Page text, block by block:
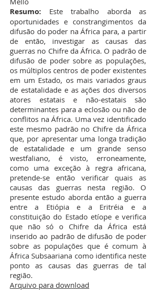
Resumo: Este trabalho aborda as
oportunidades e constrangimentos da
difusão do poder na África para, a partir
de então, investigar as causas das
guerras no Chifre da África. O padrão de
difusão de poder sobre as populações,
os múltiplos centros de poder existentes
em um Estado, os mais variados graus
de estatalidade e as ações dos diversos
atores estatais e não-estatais são
determinantes para a eclosão ou não de
conflitos na África. Uma vez identificado
este mesmo padrão no Chifre da África
que, por apresentar uma longa tradição
de estatalidade e um grande senso
westfaliano, é visto, erroneamente,
como uma exceção à regra africana,
pretende-se então verificar quais as
causas das guerras nesta região. O
presente estudo aborda então a guerra
entre a Etiópia e a Eritréia e a
constituição do Estado etíope e verifica
que não só o Chifre da África está
inserido ao padrão de difusão de poder
sobre as populações que é comum à
África Subsaariana como identifica neste
ponto as causas das guerras de tal
região.
Arquivo para download